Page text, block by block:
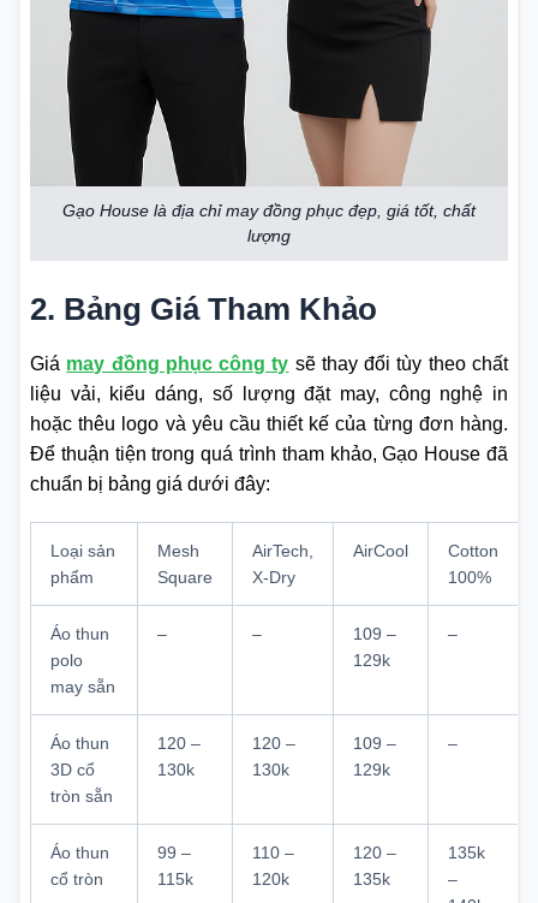
Gạo House là địa chỉ may đồng phục đẹp, giá tốt, chất
lượng
2. Bảng Giá Tham Khảo
Giá may đồng phục công ty sẽ thay đổi tùy theo chất
liệu vải, kiểu dáng, số lượng đặt may, công nghệ in
hoặc thêu logo và yêu cầu thiết kế của từng đơn hàng.
Để thuận tiện trong quá trình tham khảo, Gạo House đã
chuẩn bị bảng giá dưới đây:
Loại sản
phẩm
Mesh
Square
AirTech,
X-Dry
AirCool
Cotton
100%
Áo thun
polo
may sẵn
– –
109 –
129k
–
Áo thun
3D cổ
tròn sẵn
120 –
130k
120 –
130k
109 –
129k
–
Áo thun
cổ tròn
99 –
115k
110 –
120k
120 –
135k
135k
–